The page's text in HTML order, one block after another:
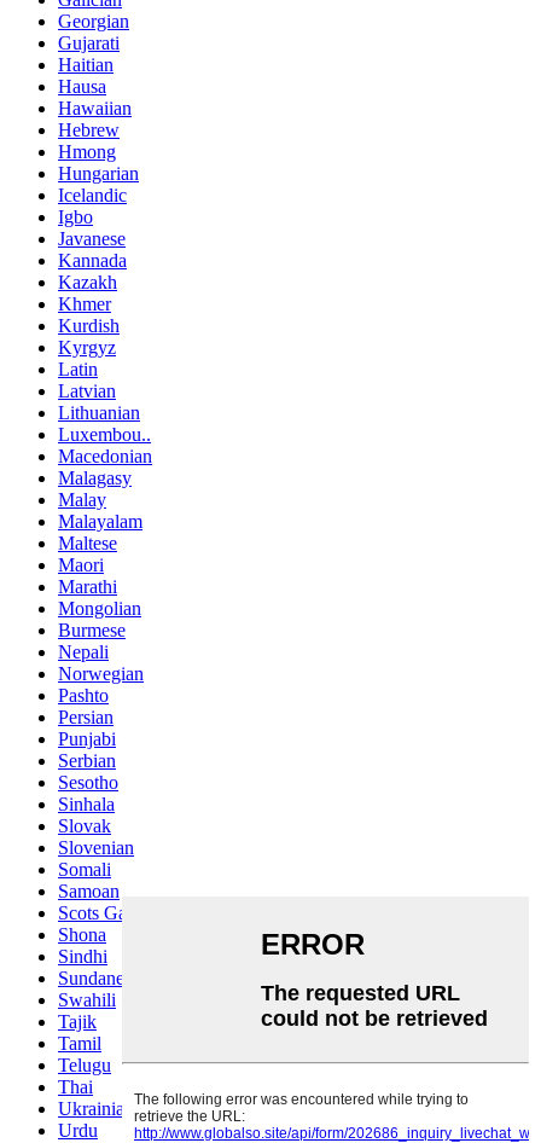
Georgian
Gujarati
Haitian
Hausa
Hawaiian
Hebrew
Hmong
Hungarian
Icelandic
Igbo
Javanese
Kannada
Kazakh
Khmer
Kurdish
Kyrgyz
Latin
Latvian
Lithuanian
Luxembou..
Macedonian
Malagasy
Malay
Malayalam
Maltese
Maori
Marathi
Mongolian
Burmese
Nepali
Norwegian
Pashto
Persian
Punjabi
Serbian
Sesotho
Sinhala
Slovak
Slovenian
Somali
Samoan
Scots Gaelic
Shona
Sindhi
Sundanese
Swahili
Tajik
Tamil
Telugu
Thai
Ukrainian
Urdu